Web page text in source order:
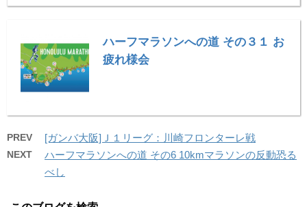
ハーフマラソンへの道 その３１ お
疲れ様会
PREV [ガンバ大阪]Ｊ１リーグ：川崎フロンターレ戦
NEXT
ハーフマラソンへの道 その6 10kmマラソンの反動恐る
べし